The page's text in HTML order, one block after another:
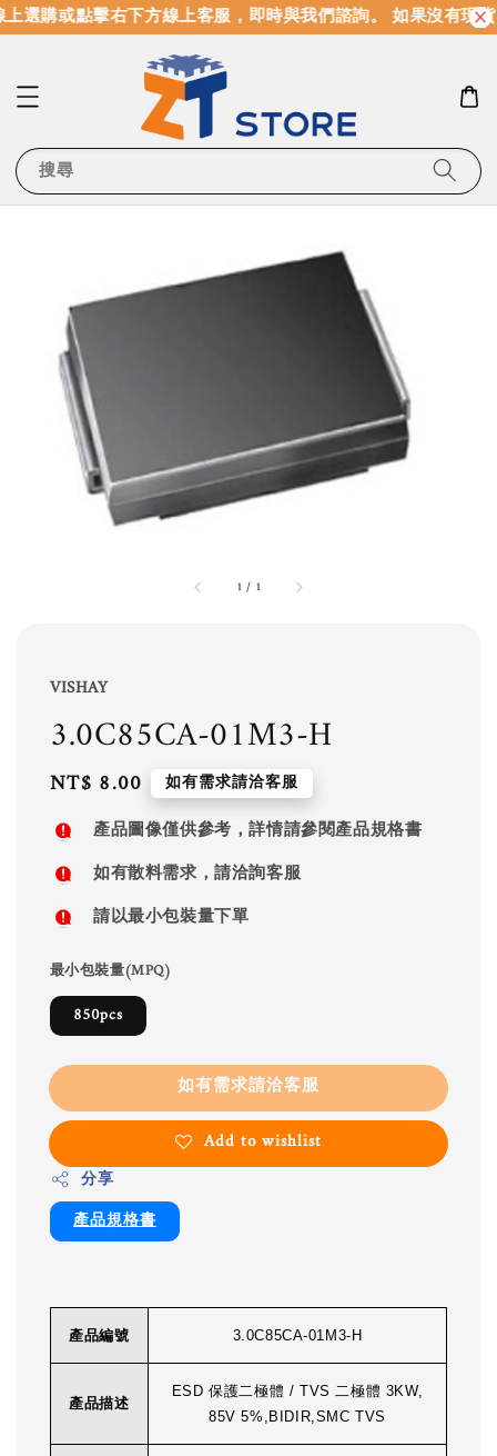
選購或點擊右下方線上客服，即時與我們諮詢。 如果沒有現
搜尋
1 / 1
VISHAY
3.0C85CA-01M3-H
Regular
price
NT$ 8.00 如有需求請洽客服
產品圖像僅供參考，詳情請參閱產品規格書
如有散料需求，請洽詢客服
請以最小包裝量下單
最小包裝量(MPQ)
850pcs
如有需求請洽客服
Add to wishlist
分享
產品規格書
產品編號 3.0C85CA-01M3-H
產品描述
ESD 保護二極體 / TVS 二極體 3KW,
85V 5%,BIDIR,SMC TVS